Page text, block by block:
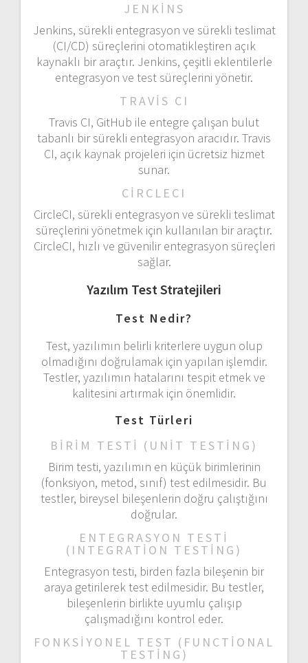
JENKINS
Jenkins, sürekli entegrasyon ve sürekli teslimat
(CI/CD) süreçlerini otomatikleştiren açık
kaynaklı bir araçtır. Jenkins, çeşitli eklentilerle
entegrasyon ve test süreçlerini yönetir.
TRAVIS CI
Travis CI, GitHub ile entegre çalışan bulut
tabanlı bir sürekli entegrasyon aracıdır. Travis
CI, açık kaynak projeleri için ücretsiz hizmet
sunar.
CIRCLECI
CircleCI, sürekli entegrasyon ve sürekli teslimat
süreçlerini yönetmek için kullanılan bir araçtır.
CircleCI, hızlı ve güvenilir entegrasyon süreçleri
sağlar.
Yazılım Test Stratejileri
Test Nedir?
Test, yazılımın belirli kriterlere uygun olup
olmadığını doğrulamak için yapılan işlemdir.
Testler, yazılımın hatalarını tespit etmek ve
kalitesini artırmak için önemlidir.
Test Türleri
BIRIM TESTI (UNIT TESTING)
Birim testi, yazılımın en küçük birimlerinin
(fonksiyon, metod, sınıf) test edilmesidir. Bu
testler, bireysel bileşenlerin doğru çalıştığını
doğrular.
ENTEGRASYON TESTI
(INTEGRATION TESTING)
Entegrasyon testi, birden fazla bileşenin bir
araya getirilerek test edilmesidir. Bu testler,
bileşenlerin birlikte uyumlu çalışıp
çalışmadığını kontrol eder.
FONKSIYONEL TEST (FUNCTIONAL
TESTING)